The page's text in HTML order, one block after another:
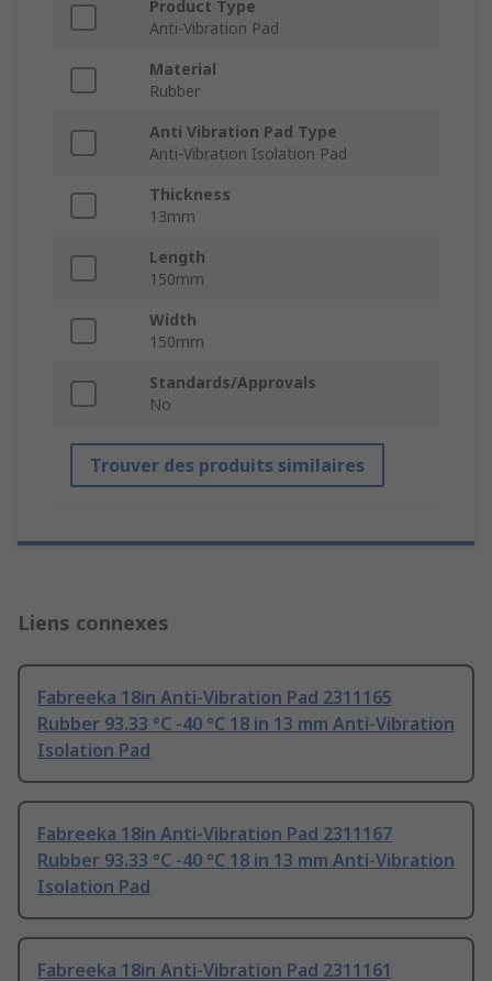
Product Type
Anti-Vibration Pad
Material
Rubber
Anti Vibration Pad Type
Anti-Vibration Isolation Pad
Thickness
13mm
Length
150mm
Width
150mm
Standards/Approvals
No
Trouver des produits similaires
Liens connexes
Fabreeka 18in Anti-Vibration Pad 2311165
Rubber 93.33 °C -40 °C 18 in 13 mm Anti-Vibration
Isolation Pad
Fabreeka 18in Anti-Vibration Pad 2311167
Rubber 93.33 °C -40 °C 18 in 13 mm Anti-Vibration
Isolation Pad
Fabreeka 18in Anti-Vibration Pad 2311161